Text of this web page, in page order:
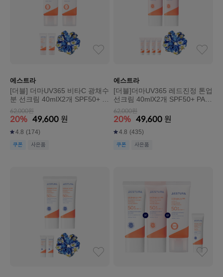
에스트라
[더블] 더마UV365 비타C 광채수
분 선크림 40mlX2개 SPF50+ P
A++++(본품 1개 용량 추가 증
정)
62,000원
20% 49,600 원
4.8 (174)
쿠폰 사은품
에스트라
[더블]더마UV365 레드진정 톤업
선크림 40mlX2개 SPF50+ PA++
++(본품1개 용량 추가 증정)
62,000원
20% 49,600 원
4.8 (435)
쿠폰 사은품